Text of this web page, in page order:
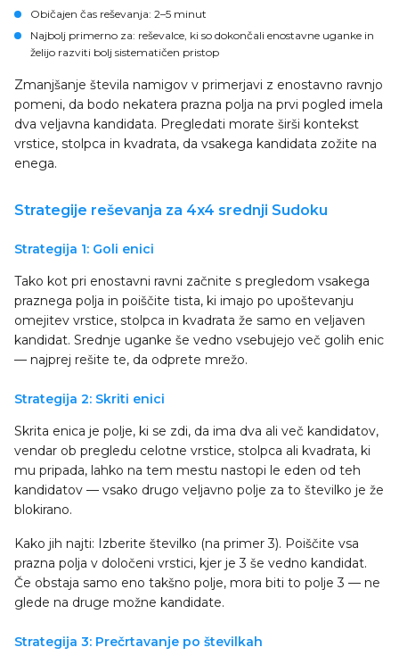
Običajen čas reševanja: 2–5 minut
Najbolj primerno za: reševalce, ki so dokončali enostavne uganke in
želijo razviti bolj sistematičen pristop
Zmanjšanje števila namigov v primerjavi z enostavno ravnjo
pomeni, da bodo nekatera prazna polja na prvi pogled imela
dva veljavna kandidata. Pregledati morate širši kontekst
vrstice, stolpca in kvadrata, da vsakega kandidata zožite na
enega.
Strategije reševanja za 4x4 srednji Sudoku
Strategija 1: Goli enici
Tako kot pri enostavni ravni začnite s pregledom vsakega
praznega polja in poiščite tista, ki imajo po upoštevanju
omejitev vrstice, stolpca in kvadrata že samo en veljaven
kandidat. Srednje uganke še vedno vsebujejo več golih enic
— najprej rešite te, da odprete mrežo.
Strategija 2: Skriti enici
Skrita enica je polje, ki se zdi, da ima dva ali več kandidatov,
vendar ob pregledu celotne vrstice, stolpca ali kvadrata, ki
mu pripada, lahko na tem mestu nastopi le eden od teh
kandidatov — vsako drugo veljavno polje za to številko je že
blokirano.
Kako jih najti: Izberite številko (na primer 3). Poiščite vsa
prazna polja v določeni vrstici, kjer je 3 še vedno kandidat.
Če obstaja samo eno takšno polje, mora biti to polje 3 — ne
glede na druge možne kandidate.
Strategija 3: Prečrtavanje po številkah